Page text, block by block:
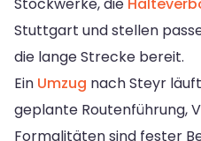
Stockwerke, die
Stuttgart und stellen
die lange Strecke bereit.
Ein Umzug nach Steyr
geplante Routenführung,
Formalitäten sind fester